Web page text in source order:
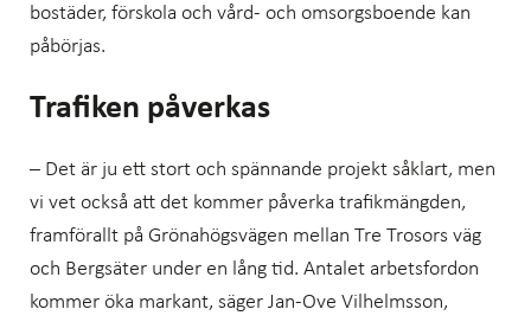
bostäder, förskola och vård- och omsorgsboende kan
påbörjas.
Trafiken påverkas
– Det är ju ett stort och spännande projekt såklart, men
vi vet också att det kommer påverka trafikmängden,
framförallt på Grönahögsvägen mellan Tre Trosors väg
och Bergsäter under en lång tid. Antalet arbetsfordon
kommer öka markant, säger Jan-Ove Vilhelmsson,